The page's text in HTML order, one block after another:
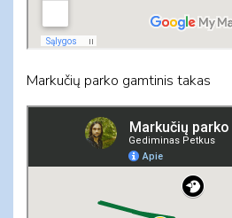
Markučių parko gamtinis takas